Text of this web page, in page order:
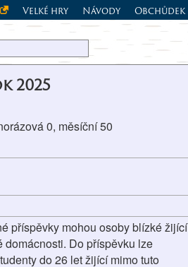
Velké hry Návody Obchůdek
2025
0, měsíční 50
příspěvky mohou osoby blízké žijící
domácnosti. Do příspěvku lze
do 26 let žijící mimo tuto